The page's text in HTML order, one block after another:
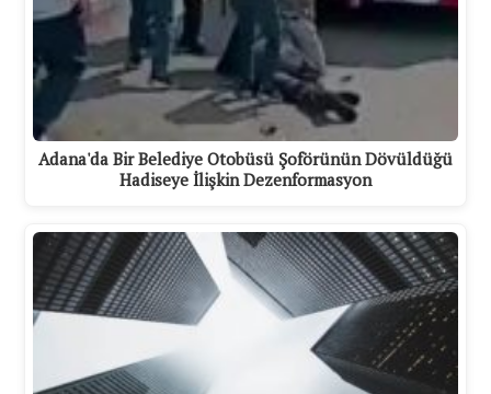
Adana'da Bir Belediye Otobüsü Şoförünün Dövüldüğü
Hadiseye İlişkin Dezenformasyon